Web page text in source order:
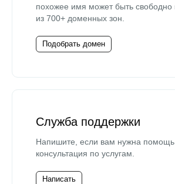
похожее имя может быть свободно
из 700+ доменных зон.
Подобрать домен
Служба поддержки
Напишите, если вам нужна
консультация по услугам.
Написать